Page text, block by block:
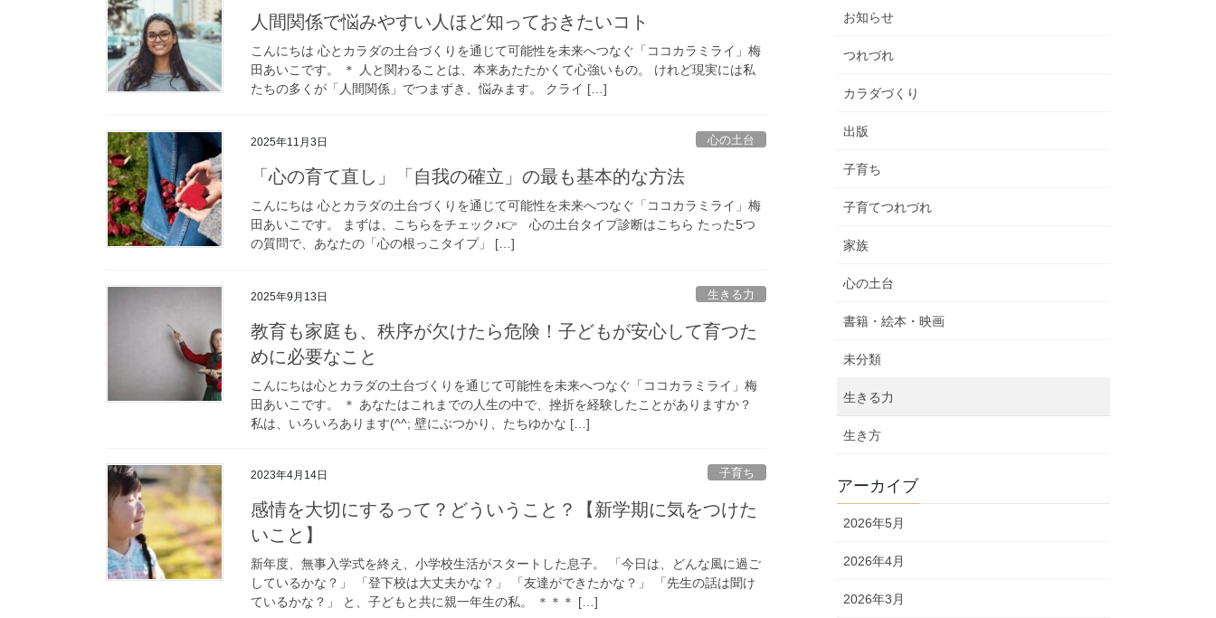
人間関係で悩みやすい人ほど知っておきたいコト
こんにちは 心とカラダの土台づくりを通じて可能性を未来へつなぐ「ココカラミライ」梅
田あいこです。 ＊ 人と関わることは、本来あたたかくて心強いもの。 けれど現実には私
たちの多くが「人間関係」でつまずき、悩みます。 クライ […]
2025年11月3日 心の土台
「心の育て直し」「自我の確立」の最も基本的な方法
こんにちは 心とカラダの土台づくりを通じて可能性を未来へつなぐ「ココカラミライ」梅
田あいこです。 まずは、こちらをチェック♪👉 心の土台タイプ診断はこちら たった5つ
の質問で、あなたの「心の根っこタイプ」 […]
2025年9月13日 生きる力
教育も家庭も、秩序が欠けたら危険！子どもが安心して育つた
めに必要なこと
こんにちは心とカラダの土台づくりを通じて可能性を未来へつなぐ「ココカラミライ」梅
田あいこです。 ＊ あなたはこれまでの人生の中で、挫折を経験したことがありますか？
私は、いろいろあります(^^; 壁にぶつかり、たちゆかな […]
2023年4月14日 子育ち
感情を大切にするって？どういうこと？【新学期に気をつけた
いこと】
新年度、無事入学式を終え、小学校生活がスタートした息子。 「今日は、どんな風に過ご
しているかな？」 「登下校は大丈夫かな？」 「友達ができたかな？」 「先生の話は聞け
ているかな？」 と、子どもと共に親一年生の私。 ＊＊＊ […]
お知らせ
つれづれ
カラダづくり
出版
子育ち
子育てつれづれ
家族
心の土台
書籍・絵本・映画
未分類
生きる力
生き方
アーカイブ
2026年5月
2026年4月
2026年3月